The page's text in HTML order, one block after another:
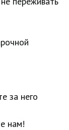
за него
нам!